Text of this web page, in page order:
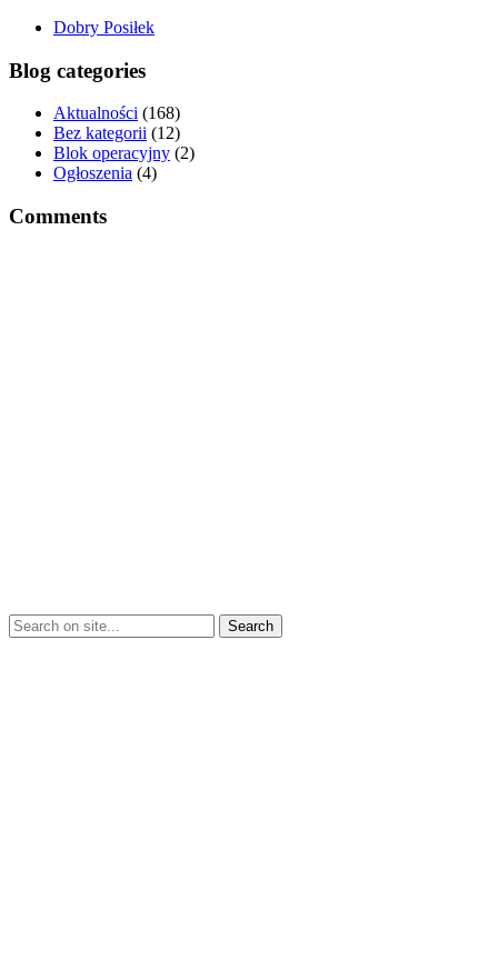
Dobry Posiłek
Blog categories
Aktualności (168)
Bez kategorii (12)
Blok operacyjny (2)
Ogłoszenia (4)
Comments